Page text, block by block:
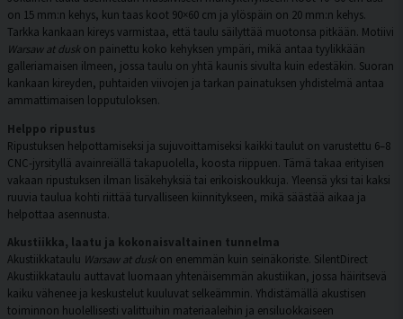
on 15 mm:n kehys, kun taas koot 90×60 cm ja ylöspäin on 20 mm:n kehys.
Tarkka kankaan kireys varmistaa, että taulu säilyttää muotonsa pitkään. Motiivi
Warsaw at duskon painettu koko kehyksen ympäri, mikä antaa tyylikkään
galleriamaisen ilmeen, jossa taulu on yhtä kaunis sivulta kuin edestäkin. Suoran
kankaan kireyden, puhtaiden viivojen ja tarkan painatuksen yhdistelmä antaa
ammattimaisen lopputuloksen.
Helppo ripustus
Ripustuksen helpottamiseksi ja sujuvoittamiseksi kaikki taulut on varustettu 6–8
CNC-jyrsityllä avainreiällä takapuolella, koosta riippuen. Tämä takaa erityisen
vakaan ripustuksen ilman lisäkehyksiä tai erikoiskoukkuja. Yleensä yksi tai kaksi
ruuvia taulua kohti riittää turvalliseen kiinnitykseen, mikä säästää aikaa ja
helpottaa asennusta.
Akustiikka, laatu ja kokonaisvaltainen tunnelma
Akustiikkataulu Warsaw at duskon enemmän kuin seinäkoriste. SilentDirect
Akustiikkataulu auttavat luomaan yhtenäisemmän akustiikan, jossa häiritsevä
kaiku vähenee ja keskustelut kuuluvat selkeämmin. Yhdistämällä akustisen
toiminnon huolellisesti valittuihin materiaaleihin ja ensiluokkaiseen